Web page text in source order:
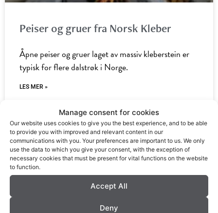
Manage consent for cookies
Our website uses cookies to give you the best experience, and to be able
to provide you with improved and relevant content in our
communications with you. Your preferences are important to us. We only
use the data to which you give your consent, with the exception of
necessary cookies that must be present for vital functions on the website
to function.
Accept All
Deny
Peiser og gruer fra Norsk Kleber
Åpne peiser og gruer laget av massiv kleberstein er
typisk for flere dalstrøk i Norge.
LES MER »